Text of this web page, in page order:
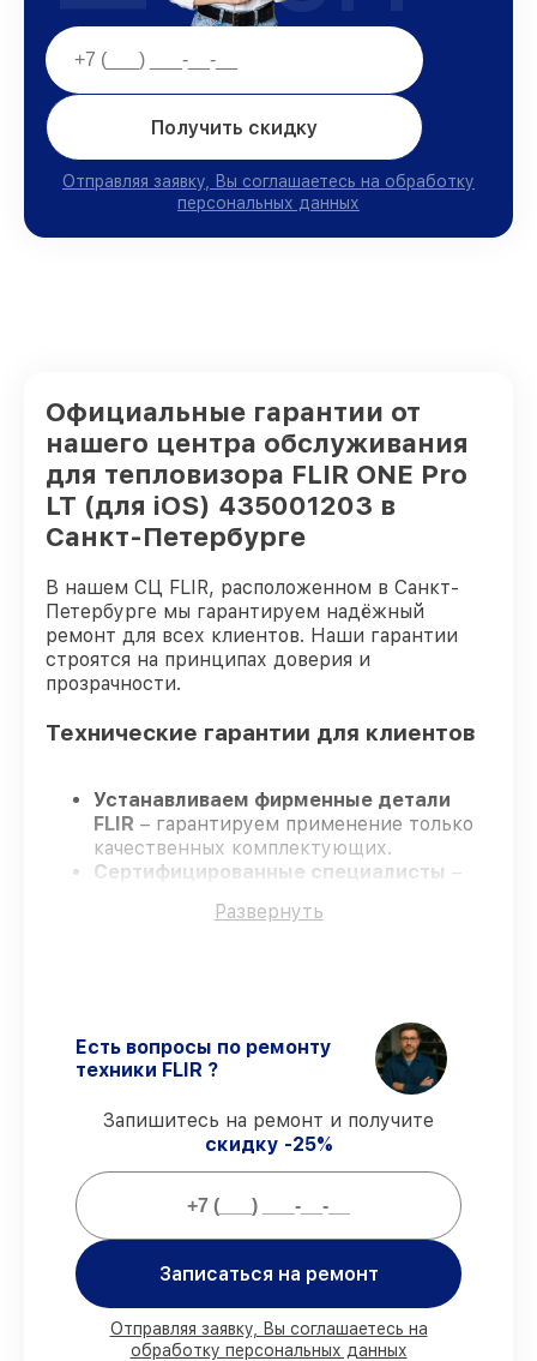
Получить скидку
Отправляя заявку, Вы соглашаетесь на обработку
персональных данных
Официальные гарантии от
нашего центра обслуживания
для тепловизора FLIR ONE Pro
LT (для iOS) 435001203 в
Санкт-Петербурге
В нашем СЦ FLIR, расположенном в Санкт-
Петербурге мы гарантируем надёжный
ремонт для всех клиентов. Наши гарантии
строятся на принципах доверия и
прозрачности.
Технические гарантии для клиентов
Устанавливаем фирменные детали
FLIR – гарантируем применение только
качественных комплектующих.
Сертифицированные специалисты –
обеспечивает надёжную работу
435001203 без задержек.
Гарантийное сопровождение– все все
виды ремонта защищены гарантийной
поддержкой до 3 лет.
Мы гарантируем:
80%
присутствии
мастерской или на складе в Санкт-
Петербурге, остальные доступны для
Развернуть
Есть вопросы по ремонту
техники FLIR ?
Запишитесь на ремонт и получите
скидку -25%
Записаться на ремонт
Отправляя заявку, Вы соглашаетесь на
обработку персональных данных